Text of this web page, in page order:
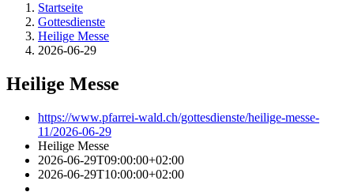
Startseite
Gottesdienste
Heilige Messe
2026-06-29
Heilige Messe
https://www.pfarrei-wald.ch/gottesdienste/heilige-messe-
11/2026-06-29
Heilige Messe
2026-06-29T09:00:00+02:00
2026-06-29T10:00:00+02:00